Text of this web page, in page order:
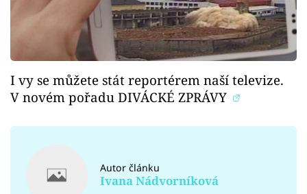
I vy se můžete stát reportérem naší televize.
V novém pořadu DIVÁCKÉ ZPRÁVY
Autor článku
Ivana Nádvorníková